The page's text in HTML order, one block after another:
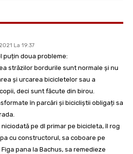
La 19:37
puțin doua probleme:
străzilor bordurile sunt normale și nu
și urcarea bicicletelor sau a
deci sunt făcute din birou.
în parcări și bicicliștii obligați sa
pe dl primar pe bicicleta, îl rog
cu constructorul, sa coboare pe
pana la Bachus, sa remedieze